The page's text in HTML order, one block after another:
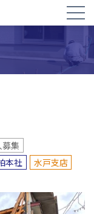
募集
本社
水戸支店